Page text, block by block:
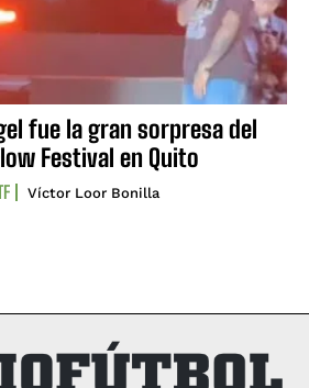
fue la gran sorpresa del
Festival en Quito
Víctor Loor Bonilla